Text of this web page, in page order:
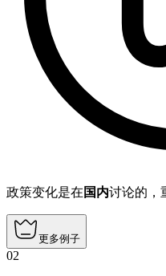
政策变化是在 国内讨论的，
更多例子
02